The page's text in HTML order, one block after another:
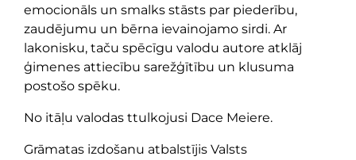
emocionāls un smalks stāsts par piederību,
zaudējumu un bērna ievainojamo sirdi. Ar
lakonisku, taču spēcīgu valodu autore atklāj
ģimenes attiecību sarežģītību un klusuma
postošo spēku.
No itāļu valodas ttulkojusi Dace Meiere.
Grāmatas izdošanu atbalstījis Valsts